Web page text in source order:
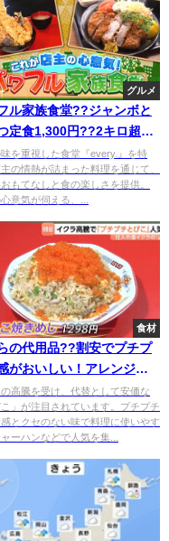
グルメ
ル家族食堂??ジャンボと
定食1,300円??2キロ超の
丼3,680円??
を重視した食堂『every.』を特
の情熱が詰まった料理を通じて、
もてなしと食の楽しさを提供。
意気が伺える、...
食材
の代用品??割安でプチプ
がおいしい！アレンジレ
豊富で検索数1.4倍増??
高騰を受け、代替として安価な
こ」が注目されています。プチプチ
感とクセのない味で料理に使いやす
ーハンなどで人気を集...